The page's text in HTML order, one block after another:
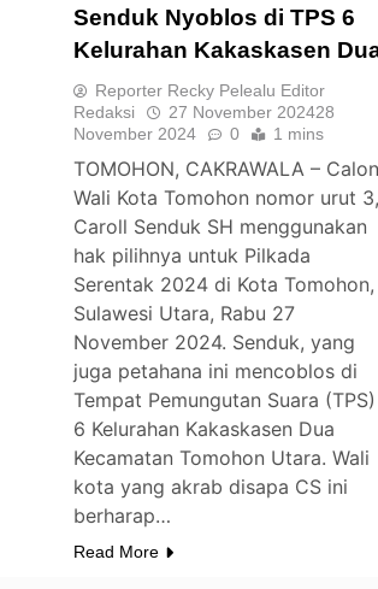
Senduk Nyoblos di TPS 6
Kelurahan Kakaskasen
Reporter Recky Pelealu Editor
Redaksi
27 November 202428
November 2024
0 1 mins
TOMOHON, CAKRAWALA –
Wali Kota Tomohon nomor urut
Caroll Senduk SH menggunakan
hak pilihnya untuk Pilkada
Serentak 2024 di Kota Tomohon,
Sulawesi Utara, Rabu 27
November 2024. Senduk, yang
juga petahana ini mencoblos di
Tempat Pemungutan Suara (TPS)
6 Kelurahan Kakaskasen Dua
Kecamatan Tomohon Utara. Wali
kota yang akrab disapa CS ini
berharap…
Read More